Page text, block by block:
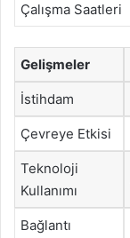
Çalışma Saatleri
Gelişmeler
İstihdam
Çevreye Etkisi
Teknoloji
Kullanımı
Bağlantı